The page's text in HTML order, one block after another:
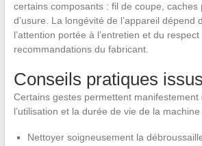
certains composants : fil de coupe, caches
d’usure. La longévité de l’appareil dépend
l’attention portée à l’entretien et du respect
recommandations du fabricant.
Conseils pratiques
Certains gestes permettent manifestement
l’utilisation et la durée de vie de la machine
Nettoyer soigneusement la